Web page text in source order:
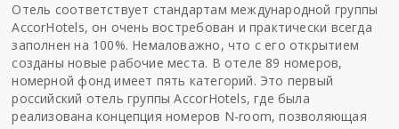
Отель соответствует стандартам международной группы
AccorHotels, он очень востребован и практически всегда
заполнен на 100%. Немаловажно, что с его открытием
созданы новые рабочие места. В отеле 89 номеров,
номерной фонд имеет пять категорий. Это первый
российский отель группы AccorHotels, где была
реализована концепция номеров N-room, позволяющая